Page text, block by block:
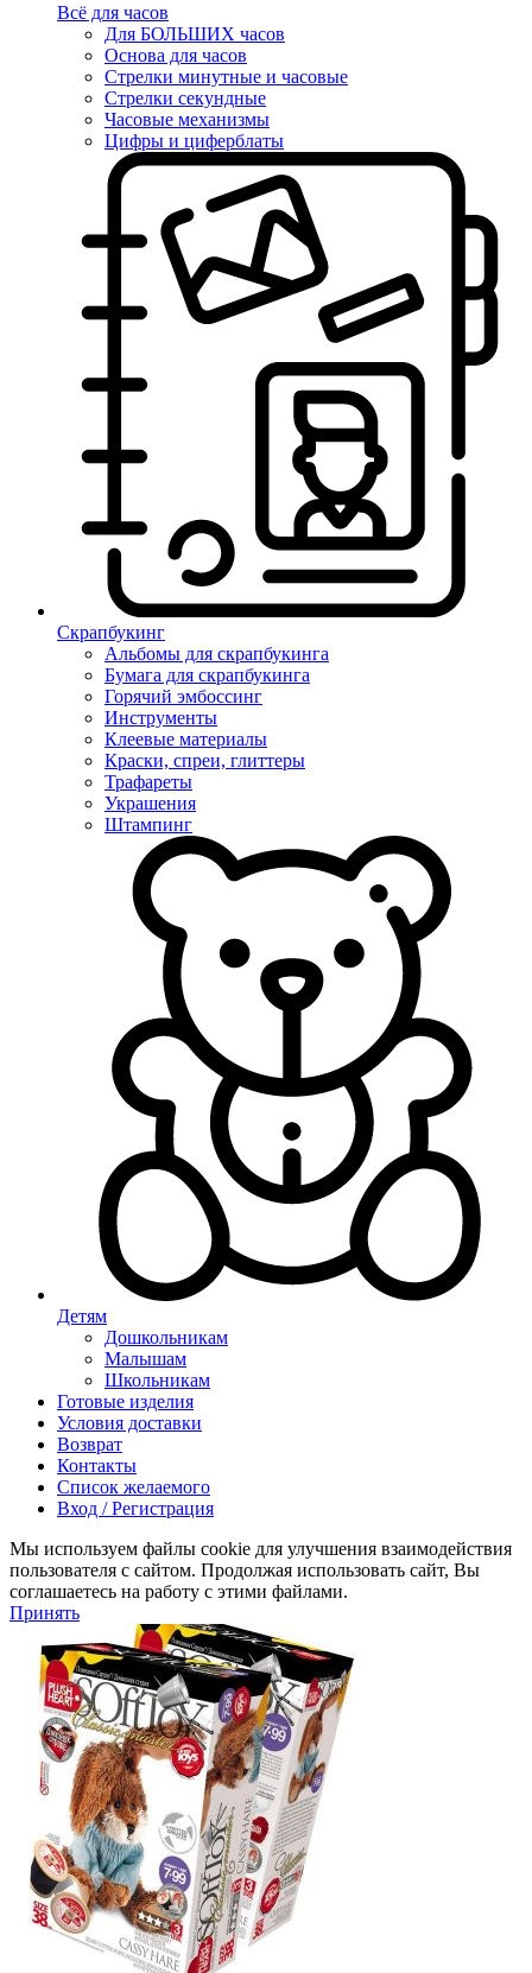
Всё для часов
Для БОЛЬШИХ часов
Основа для часов
Стрелки минутные и часовые
Стрелки секундные
Часовые механизмы
Цифры и циферблаты
Скрапбукинг
Альбомы для скрапбукинга
Бумага для скрапбукинга
Горячий эмбоссинг
Инструменты
Клеевые материалы
Краски, спреи, глиттеры
Трафареты
Украшения
Штампинг
Детям
Дошкольникам
Малышам
Школьникам
Готовые изделия
Условия доставки
Возврат
Контакты
Список желаемого
Вход / Регистрация
Мы используем файлы cookie для улучшения взаимодействия
пользователя с сайтом. Продолжая использовать сайт, Вы
соглашаетесь на работу с этими файлами.
Принять